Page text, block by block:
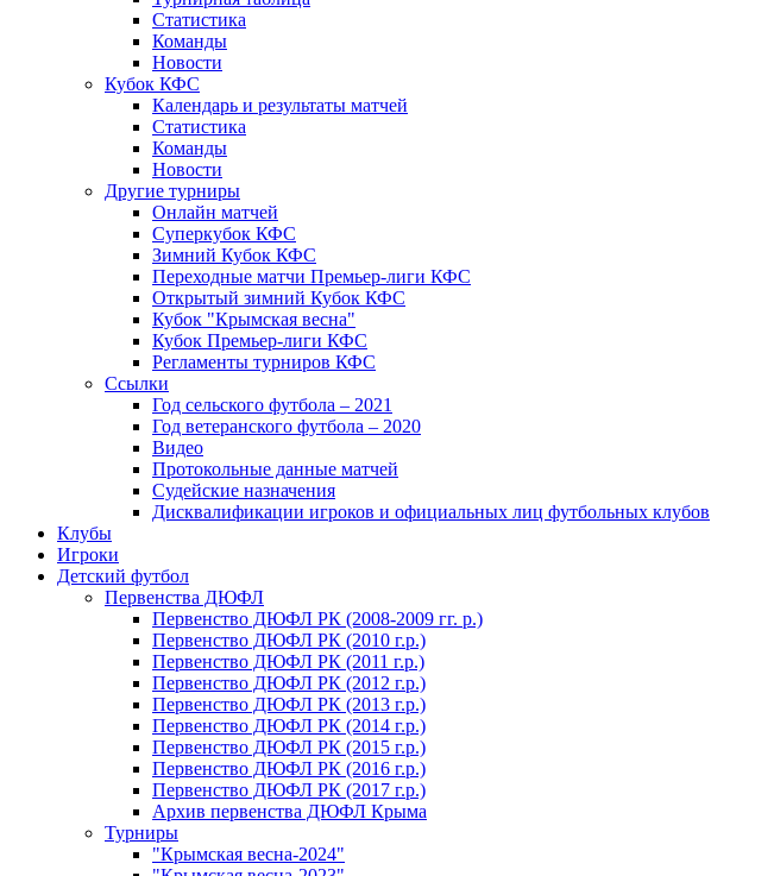
Статистика
Команды
Новости
Кубок КФС
Календарь и результаты матчей
Статистика
Команды
Новости
Другие турниры
Онлайн матчей
Суперкубок КФС
Зимний Кубок КФС
Переходные матчи Премьер-лиги КФС
Открытый зимний Кубок КФС
Кубок "Крымская весна"
Кубок Премьер-лиги КФС
Регламенты турниров КФС
Ссылки
Год сельского футбола – 2021
Год ветеранского футбола – 2020
Видео
Протокольные данные матчей
Судейские назначения
Дисквалификации игроков и официальных лиц футбольных клубов
Клубы
Игроки
Детский футбол
Первенства ДЮФЛ
Первенство ДЮФЛ РК (2008-2009 гг. р.)
Первенство ДЮФЛ РК (2010 г.р.)
Первенство ДЮФЛ РК (2011 г.р.)
Первенство ДЮФЛ РК (2012 г.р.)
Первенство ДЮФЛ РК (2013 г.р.)
Первенство ДЮФЛ РК (2014 г.р.)
Первенство ДЮФЛ РК (2015 г.р.)
Первенство ДЮФЛ РК (2016 г.р.)
Первенство ДЮФЛ РК (2017 г.р.)
Архив первенства ДЮФЛ Крыма
Турниры
"Крымская весна-2024"